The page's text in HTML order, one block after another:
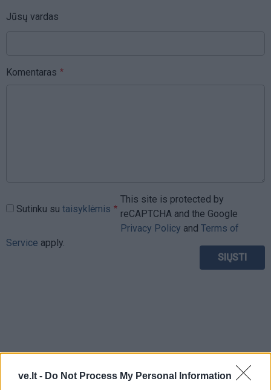
ve.lt - Do Not Process My Personal Information
Jūsų vardas
Komentaras
Sutinku su taisyklėmis
This site is protected by
reCAPTCHA and the Google
Privacy Policy and Terms of
Service apply.